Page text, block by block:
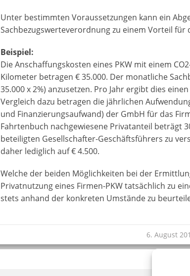
Unter bestimmten Voraussetzungen kann ein
Sachbezugswerteverordnung zu einem Vorteil
Beispiel:
Die Anschaffungskosten eines PKW mit einem
Kilometer betragen € 35.000. Der monatliche
35.000 x 2%) anzusetzen. Pro Jahr ergibt dies
Vergleich dazu betragen die jährlichen
und Finanzierungsaufwand) der GmbH für das
Fahrtenbuch nachgewiesene Privatanteil beträgt
beteiligten Gesellschafter-Geschäftsführers zu
daher lediglich auf € 4.500.
Welche der beiden Möglichkeiten bei der
Privatnutzung eines Firmen-PKW tatsächlich zu
stets anhand der konkreten Umstände zu
6. August